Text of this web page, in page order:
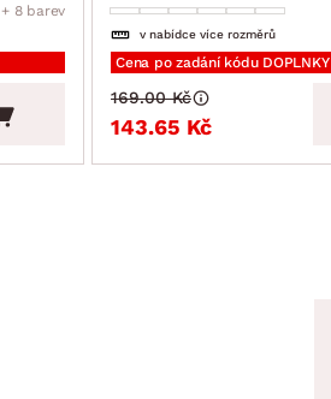
+ 8 barev
v nabídce více rozměrů
Cena po zadání kódu DOPLNKY
143.65 Kč
169.00 Kč